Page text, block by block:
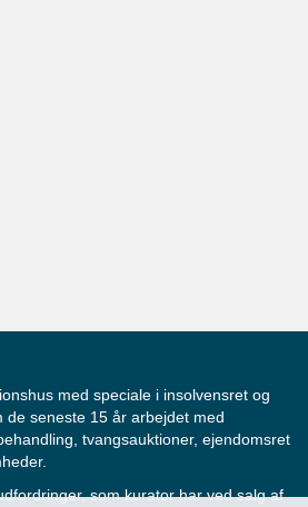
med speciale i insolvensret og
de seneste 15 år arbejdet med
tvangsauktioner, ejendomsret
som kurator har ved salg af